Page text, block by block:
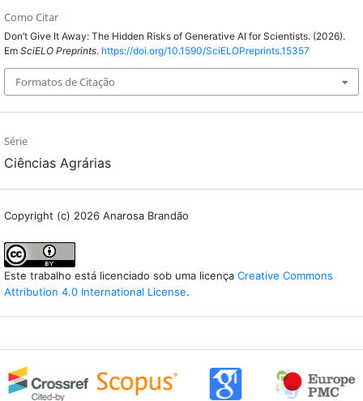
Como Citar
Don’t Give It Away: The Hidden Risks of Generative AI for Scientists. (2026).
Em SciELO Preprints. https://doi.org/10.1590/SciELOPreprints.15357
Formatos de Citação
Série
Ciências Agrárias
Copyright (c) 2026 Anarosa Brandão
Este trabalho está licenciado sob uma licença Creative Commons
Attribution 4.0 International License.